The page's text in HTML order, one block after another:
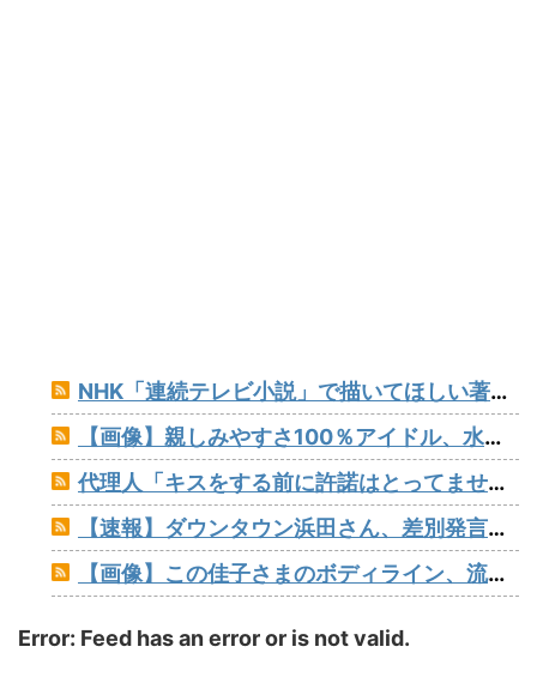
NHK「連続テレビ小説」で描いてほしい著名人【朝ドラ】
【画像】親しみやすさ100％アイドル、水着グラビアでセクシー撮wwwアプガ鍛治島彩、「週刊プレイボーイ」で美スタイルを大解放！！！
代理人「キスをする前に許諾はとってませんね？」ジャンポケ斎藤「今までこれからキスしますなんて宣言することなかったので」
【速報】ダウンタウン浜田さん、差別発言と受け取られる一言で炎上www
【画像】この佳子さまのボディライン、流石にエチエチすぎやろ！
Error: Feed has an error or is not valid.